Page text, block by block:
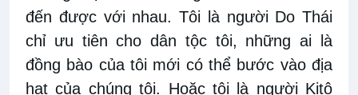
đến được với nhau. Tôi là người Do Thái
chỉ ưu tiên cho dân tộc tôi, những ai là
đồng bào của tôi mới có thể bước vào địa
hạt của chúng tôi. Hoặc tôi là người Kitô